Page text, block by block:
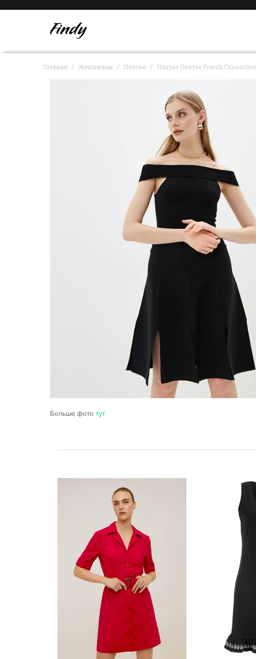
Главная Женщинам Платья Платье Платье French Connection
Больше фото тут